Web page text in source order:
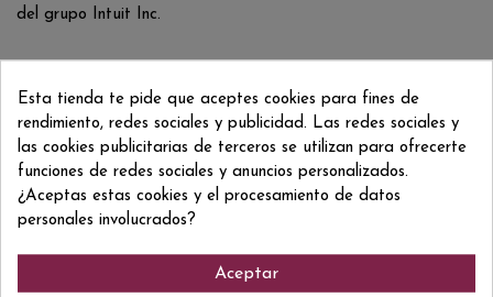
del grupo Intuit Inc.
Como usuario-interesado, puede solicitar el ejercicio de los
siguientes derechos anteCELLER DEL CAVA, S.A.
presentando un escrito a la dirección postal del
encabezamiento o enviando un correo electrónico a
data@cellerdelcava.com, indicando como Asunto:
"PROTECCIÓN DE DATOS: DERECHOS DE LOS
AFECTADOS”.
Esta tienda te pide que aceptes cookies para fines de
rendimiento, redes sociales y publicidad. Las redes sociales y
las cookies publicitarias de terceros se utilizan para ofrecerte
funciones de redes sociales y anuncios personalizados.
¿Aceptas estas cookies y el procesamiento de datos
personales involucrados?
Aceptar